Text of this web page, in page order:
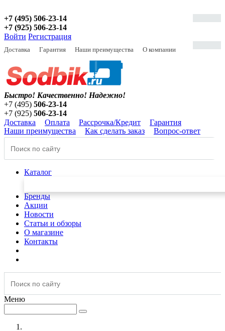
+7 (495) 506-23-14
+7 (925) 506-23-14
Войти Регистрация
Доставка Гарантия Наши преимущества О компании
Быстро! Качественно! Надежно!
+7 (495) 506-23-14
+7 (925) 506-23-14
Доставка
Оплата Рассрочка/Кредит
Гарантия
Наши преимущества
Как сделать заказ Вопрос-ответ
Каталог
Бренды
Акции
Новости
Статьи и обзоры
О магазине
Контакты
Меню